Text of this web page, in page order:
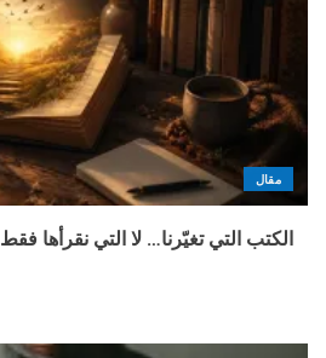
مقال
الكتب التي تغيّرنا… لا التي نقرأها فقط